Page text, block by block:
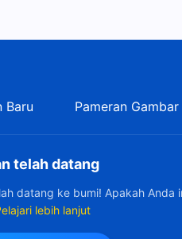
Baru Pameran Gambar
telah datang
datang ke bumi! Apakah Anda
lebih lanjut